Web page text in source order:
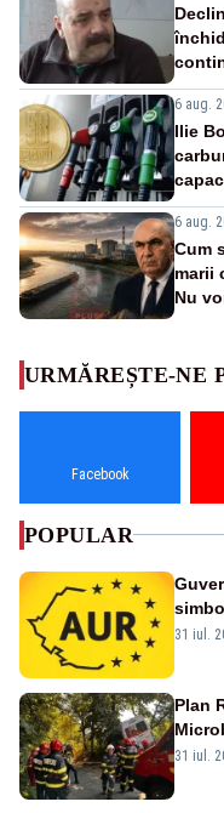
6 aug.
Ilie
6 aug.
Cum
marii
Nu
URMĂREȘTE-NE
Facebook
POPULAR
31 iul.
Plan
31 iul.